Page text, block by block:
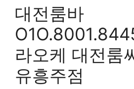
대전룸바
라오케 대전룸
유흥주점